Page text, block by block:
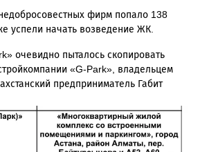
фирм попало 138
успели начать возведение ЖК.
очевидно пыталось скопировать
«G-Park», владельцем
предприниматель Габит